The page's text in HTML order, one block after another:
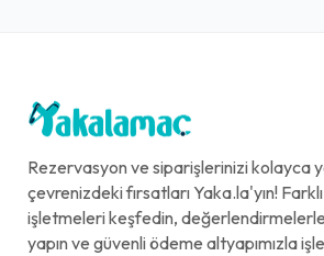
Rezervasyon ve siparişlerinizi kolayca
çevrenizdeki fırsatları Yaka.la'yın!
işletmeleri keşfedin,
yapın ve güvenli ödeme altyapımızla